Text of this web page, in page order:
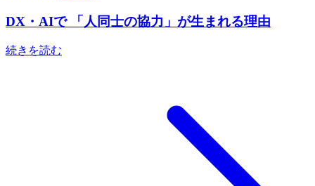
DX・AIで 「人同士の協力」が生まれる理由
続きを読む